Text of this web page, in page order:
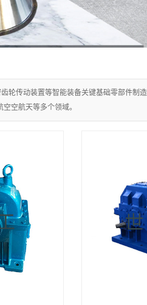
轮传动装置等智能装备关键基础零部件制
空航天等多个领域。